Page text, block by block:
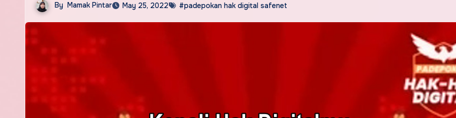
By Mamak Pintar May 25, 2022 #padepokan hak digital safenet